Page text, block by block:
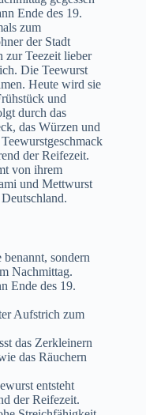
Ende des 19.
zum
der Stadt
zur Teezeit lieber
Die Teewurst
Heute wird sie
und
durch das
das Würzen und
der Reifezeit.
von ihrem
und Mettwurst
sondern
Nachmittag.
Ende des 19.
Aufstrich zum
das Zerkleinern
das Räuchern
entsteht
der Reifezeit.